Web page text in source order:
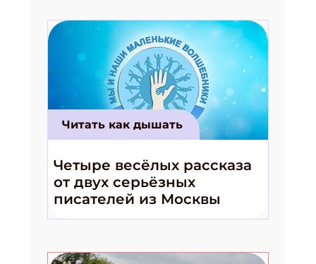
Читать как дышать
Четыре весёлых рассказа
от двух серьёзных
писателей из Москвы